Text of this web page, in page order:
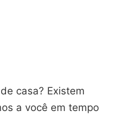
casa? Existem
a você em tempo